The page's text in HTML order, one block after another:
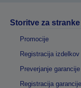
Storitve za stranke
Promocije
Registracija izdelkov
Preverjanje garancije
Registracija